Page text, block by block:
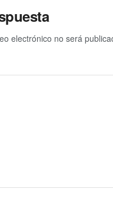
electrónico no será